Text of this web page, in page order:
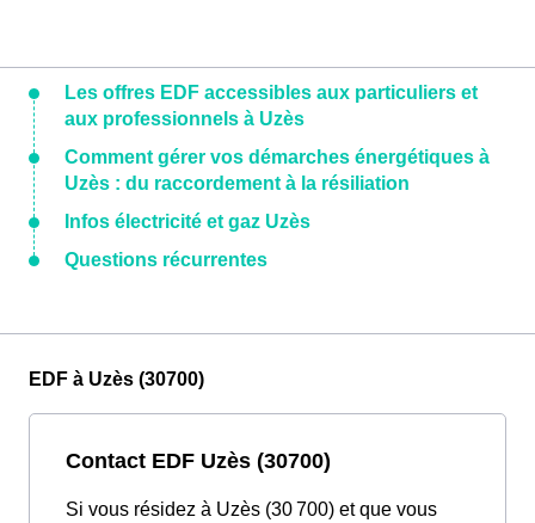
Les offres EDF accessibles aux particuliers et
aux professionnels à Uzès
Comment gérer vos démarches énergétiques à
Uzès : du raccordement à la résiliation
Infos électricité et gaz Uzès
Questions récurrentes
EDF à Uzès (30700)
Contact EDF Uzès (30700)
Si vous résidez à Uzès (30 700) et que vous